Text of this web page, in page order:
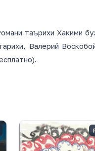
таърихи Хакими
Валерий